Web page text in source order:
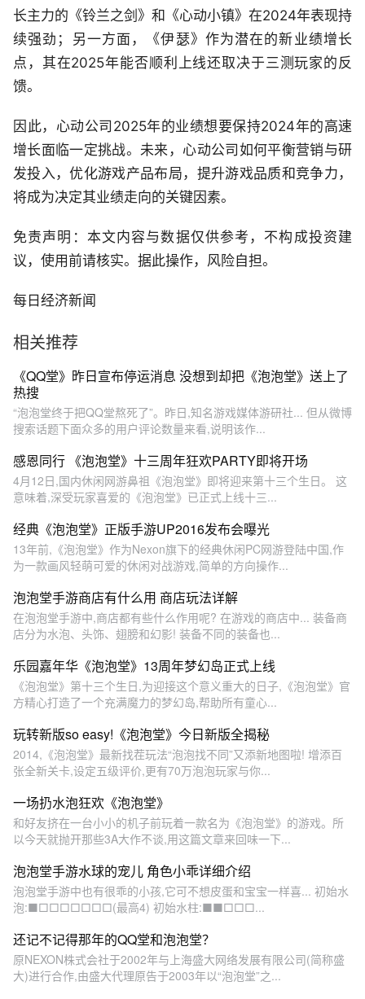
长主力的《铃兰之剑》和《心动小镇》在2024年表现持
续强劲；另一方面，《伊瑟》作为潜在的新业绩增长
点，其在2025年能否顺利上线还取决于三测玩家的反
馈。
因此，心动公司2025年的业绩想要保持2024年的高速
增长面临一定挑战。未来，心动公司如何平衡营销与研
发投入，优化游戏产品布局，提升游戏品质和竞争力，
将成为决定其业绩走向的关键因素。
免责声明：本文内容与数据仅供参考，不构成投资建
议，使用前请核实。据此操作，风险自担。
每日经济新闻
相关推荐
《QQ堂》昨日宣布停运消息 没想到却把《泡泡堂》送上了
热搜
“泡泡堂终于把QQ堂熬死了”。昨日,知名游戏媒体游研社... 但从微博
搜索话题下面众多的用户评论数量来看,说明该作...
感恩同行 《泡泡堂》十三周年狂欢PARTY即将开场
4月12日,国内休闲网游鼻祖《泡泡堂》即将迎来第十三个生日。 这
意味着,深受玩家喜爱的《泡泡堂》已正式上线十三...
经典《泡泡堂》正版手游UP2016发布会曝光
13年前,《泡泡堂》作为Nexon旗下的经典休闲PC网游登陆中国,作
为一款画风轻萌可爱的休闲对战游戏,简单的方向操作...
泡泡堂手游商店有什么用 商店玩法详解
在泡泡堂手游中,商店都有些什么作用呢? 在游戏的商店中... 装备商
店分为水泡、头饰、翅膀和幻影! 装备不同的装备也...
乐园嘉年华《泡泡堂》13周年梦幻岛正式上线
《泡泡堂》第十三个生日,为迎接这个意义重大的日子,《泡泡堂》官
方精心打造了一个充满魔力的梦幻岛,帮助所有童心...
玩转新版so easy!《泡泡堂》今日新版全揭秘
2014,《泡泡堂》最新找茬玩法“泡泡找不同”又添新地图啦! 增添百
张全新关卡,设定五级评价,更有70万泡泡玩家与你...
一场扔水泡狂欢《泡泡堂》
和好友挤在一台小小的机子前玩着一款名为《泡泡堂》的游戏。所
以今天就抛开那些3A大作不谈,用这篇文章来回味一下...
泡泡堂手游水球的宠儿 角色小乖详细介绍
泡泡堂手游中也有很乖的小孩,它可不想皮蛋和宝宝一样喜... 初始水
泡:■□□□□□□□(最高4) 初始水柱:■■□□□...
还记不记得那年的QQ堂和泡泡堂？
原NEXON株式会社于2002年与上海盛大网络发展有限公司(简称盛
大)进行合作,由盛大代理原告于2003年以“泡泡堂”之...